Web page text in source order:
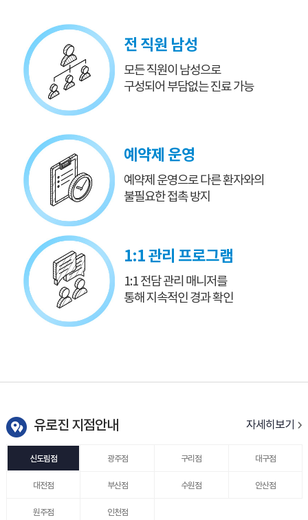
전 직원 남성
모든 직원이 남성으로
구성되어 부담없는 진료 가능
예약제 운영
예약제 운영으로다른 환자와의
불필요한 접촉 방지
1:1 관리 프로그램
1:1 전담 관리 매니저를
통해 지속적인 경과 확인
유로진 지점안내 자세히보기
신도림점 광주점 구리점 대구점
대전점 부산점 수원점 안산점
원주점 인천점